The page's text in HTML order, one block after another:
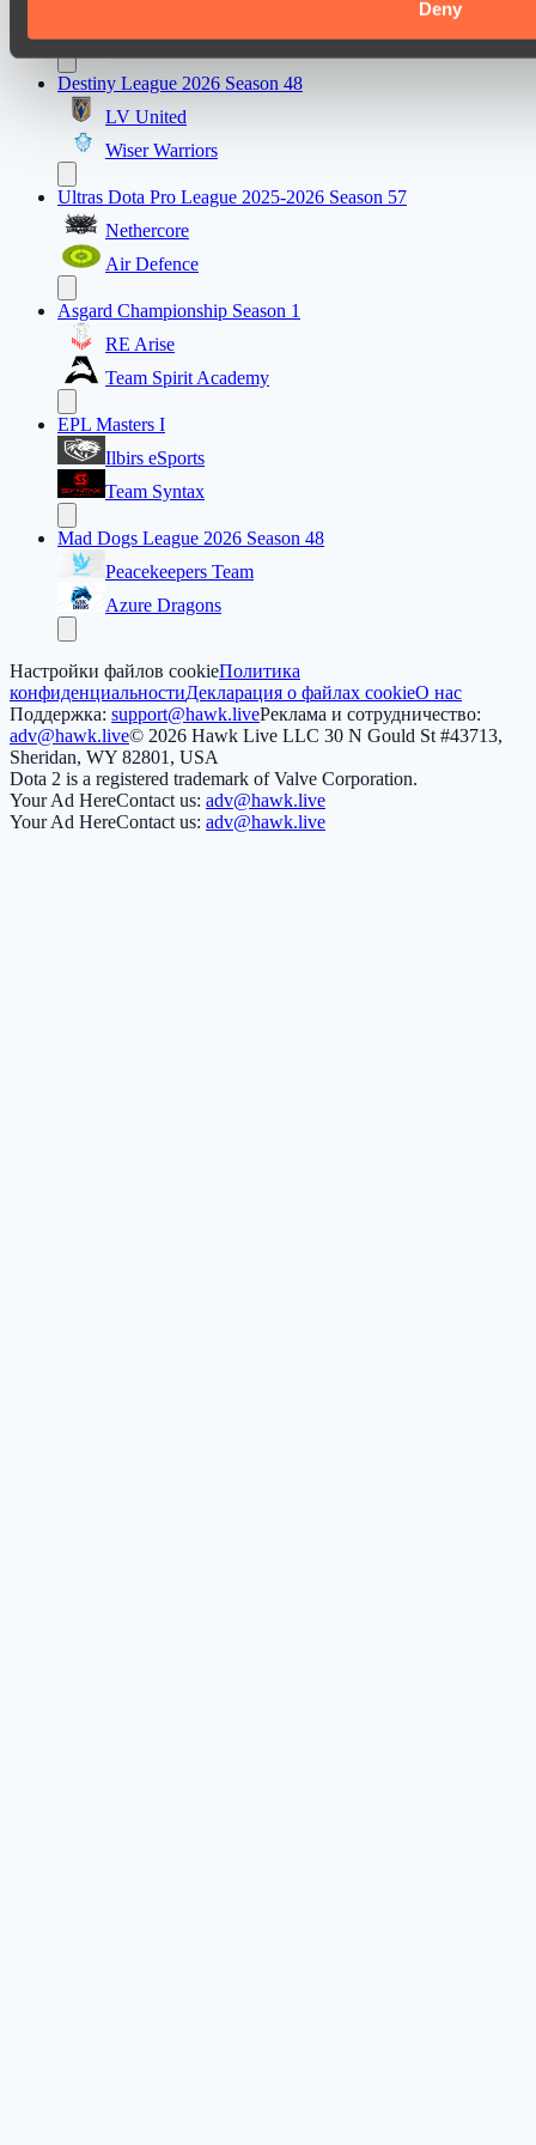
Deny
Vamp Town
Destiny League 2026 Season 48
LV United
Wiser Warriors
Ultras Dota Pro League 2025-2026 Season 57
Nethercore
Air Defence
Asgard Championship Season 1
RE Arise
Team Spirit Academy
EPL Masters I
Ilbirs eSports
Team Syntax
Mad Dogs League 2026 Season 48
Peacekeepers Team
Azure Dragons
Настройки файлов cookieПолитика
конфиденциальностиДекларация о файлах cookieО нас
Поддержка: support@hawk.liveРеклама и сотрудничество:
adv@hawk.live© 2026 Hawk Live LLC 30 N Gould St #43713,
Sheridan, WY 82801, USA
Dota 2 is a registered trademark of Valve Corporation.
Your Ad HereContact us: adv@hawk.live
Your Ad HereContact us: adv@hawk.live